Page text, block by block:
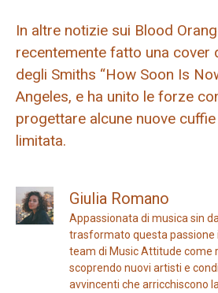
In altre notizie sui Blood
recentemente fatto una cover
degli Smiths “How Soon Is
Angeles, e ha unito le forze
progettare alcune nuove
limitata.
Giulia Romano
Appassionata di musica sin
trasformato questa passione
team di Music Attitude come
scoprendo nuovi artisti e
avvincenti che arricchiscono